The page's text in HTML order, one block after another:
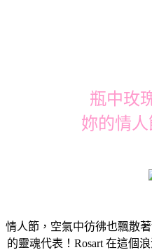
瓶中玫
妳的情
情人節，空氣中彷彿也飄散
的靈魂代表！Rosart 在這個